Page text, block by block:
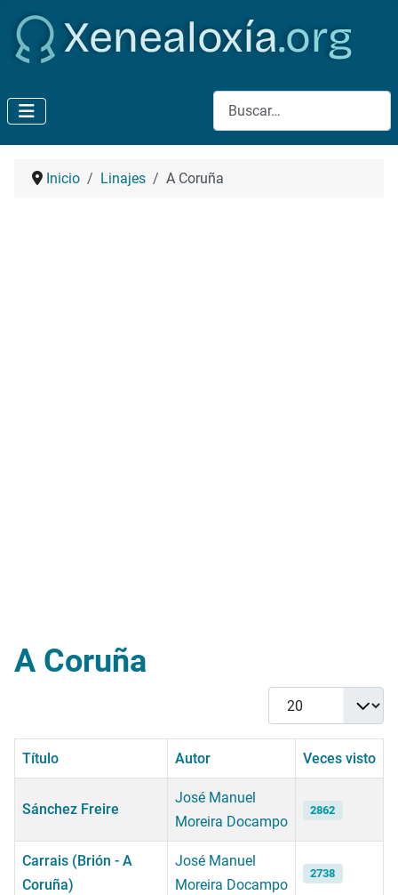
Buscar
Inicio Linajes A Coruña
A Coruña
Cantidad
Título Autor Veces visto
Sánchez Freire
José Manuel
Moreira Docampo
2862
Carrais (Brión - A
Coruña)
José Manuel
Moreira Docampo
2738